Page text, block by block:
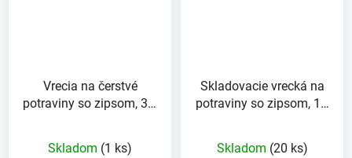
Vrecia na čerstvé
potraviny so zipsom, 3L,
Skladom (1 ks)
Skladovacie vrecká na
potraviny so zipsom, 1 l,
Skladom (20 ks)